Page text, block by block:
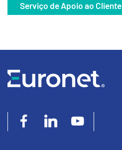
Serviço de Apoio ao Cliente